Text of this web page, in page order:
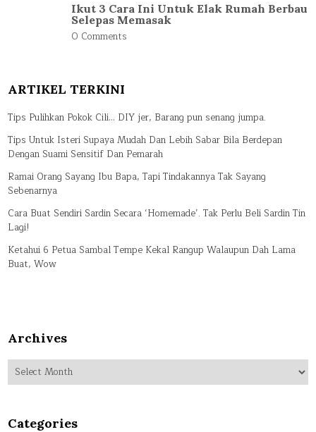
Ikut 3 Cara Ini Untuk Elak Rumah Berbau
Selepas Memasak
0 Comments
ARTIKEL TERKINI
Tips Pulihkan Pokok Cili… DIY jer, Barang pun senang jumpa.
Tips Untuk Isteri Supaya Mudah Dan Lebih Sabar Bila Berdepan
Dengan Suami Sensitif Dan Pemarah
Ramai Orang Sayang Ibu Bapa, Tapi Tindakannya Tak Sayang
Sebenarnya
Cara Buat Sendiri Sardin Secara ‘Homemade’. Tak Perlu Beli Sardin Tin
Lagi!
Ketahui 6 Petua Sambal Tempe Kekal Rangup Walaupun Dah Lama
Buat, Wow
Archives
Archives
Categories